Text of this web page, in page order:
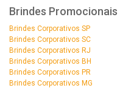
Brindes Promocionais
Brindes Corporativos SP
Brindes Corporativos SC
Brindes Corporativos RJ
Brindes Corporativos BH
Brindes Corporativos PR
Brindes Corporativos MG